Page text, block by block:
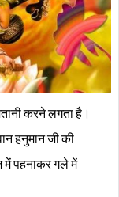
करने लगता है।
हनुमान जी की
में पहनाकर गले में